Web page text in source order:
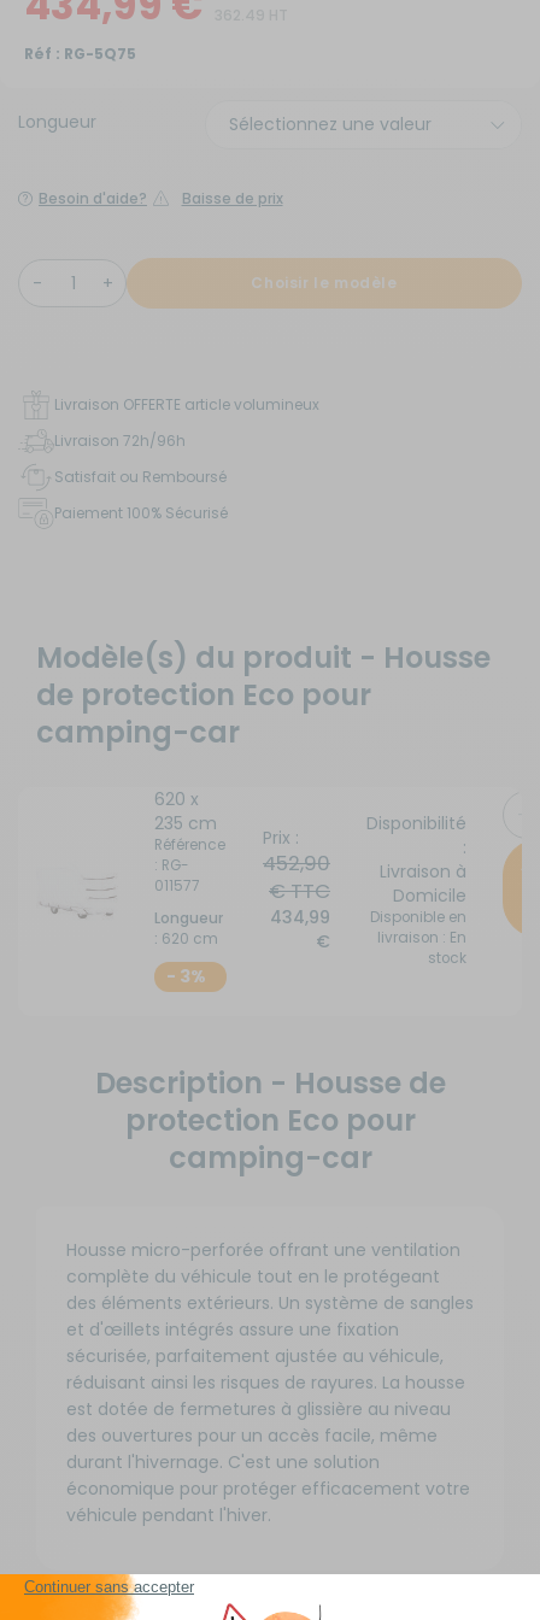
Réf : RG-5Q75
Longueur
Besoin d'aide? Baisse de prix
Choisir le modèle
Livraison OFFERTE article volumineux
Livraison 72h/96h
Satisfait ou Remboursé
Paiement 100% Sécurisé
Modèle(s) du produit - Housse
de protection Eco pour
camping-car
620 x
235 cm
Référence
: RG-
011577
Longueur
: 620 cm
- 3%
Prix :
452,90
€TTC
434,99
€
Disponibilité
:
Livraison à
Domicile
Disponible en
livraison : En
stock
Description - Housse de
protection Eco pour
camping-car
Housse micro-perforée offrant une ventilation
complète du véhicule tout en le protégeant
des éléments extérieurs. Un système de sangles
et d'œillets intégrés assure une fixation
sécurisée, parfaitement ajustée au véhicule,
réduisant ainsi les risques de rayures. La housse
est dotée de fermetures à glissière au niveau
des ouvertures pour un accès facile, même
durant l'hivernage. C'est une solution
économique pour protéger efficacement votre
véhicule pendant l'hiver.